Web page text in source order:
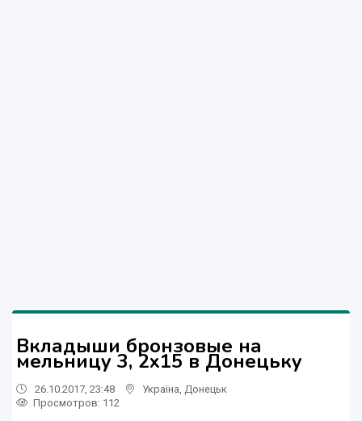
Вкладыши бронзовые на
мельницу 3, 2х15 в Донецьку
26.10.2017, 23:48 Україна Донецьк
Просмотров: 112